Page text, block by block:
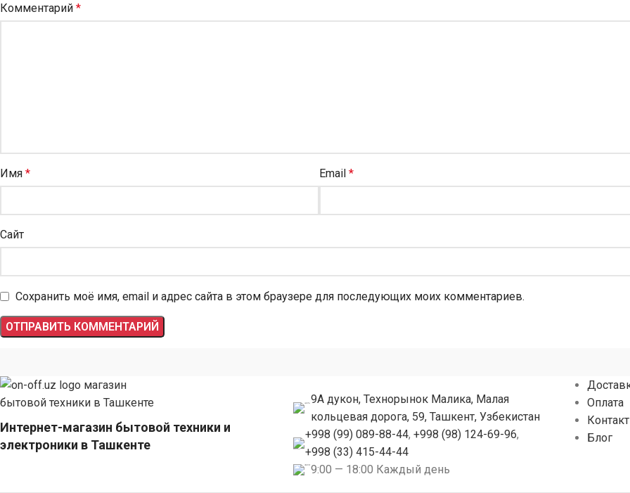
Комментарий *
Имя * Email*
Сайт
Сохранить моё имя, email и адрес сайта в этом браузере для последующих моих комментариев.
Интернет-магазин бытовой техники и
электроники в Ташкенте
9А дукон, Технорынок Малика, Малая
кольцевая дорога, 59, Ташкент, Узбекистан
+998 (99) 089-88-44,+998 (98) 124-69-96,
+998 (33) 415-44-44
9:00 — 18:00 Каждый день
Оплата
Блог